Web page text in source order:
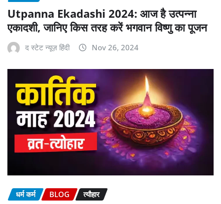
Utpanna Ekadashi 2024: आज है उत्पन्ना
एकादशी, जानिए किस तरह करें भगवान विष्णु का पूजन
द स्टेट न्यूज़ हिंदी Nov 26, 2024
धर्म कर्म BLOG त्यौहार